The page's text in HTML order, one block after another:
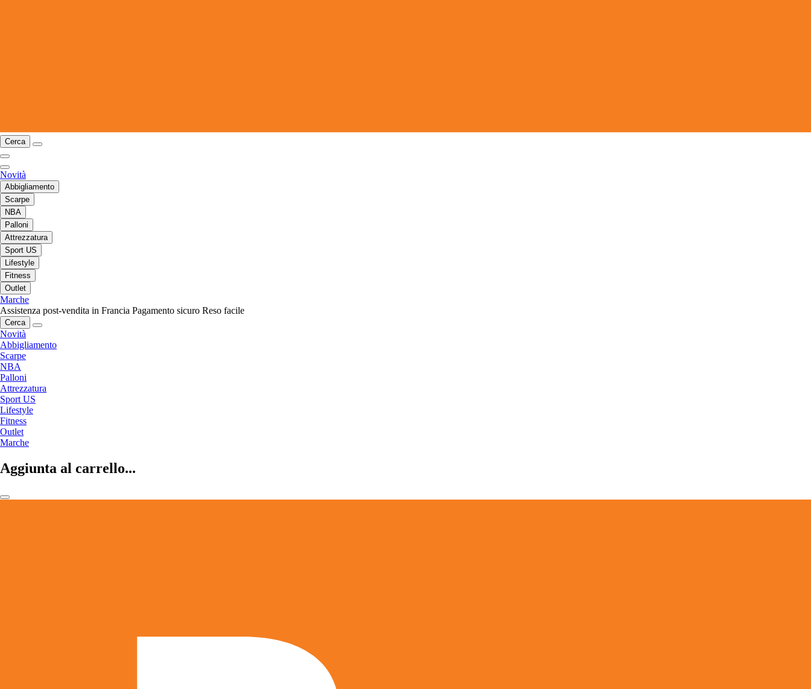
Cerca
Novità
Abbigliamento
Scarpe
NBA
Palloni
Attrezzatura
Sport US
Lifestyle
Fitness
Outlet
Marche
Assistenza post-vendita in Francia Pagamento sicuro Reso facile
Cerca
Novità
Abbigliamento
Scarpe
NBA
Palloni
Attrezzatura
Sport US
Lifestyle
Fitness
Outlet
Marche
Aggiunta al carrello...